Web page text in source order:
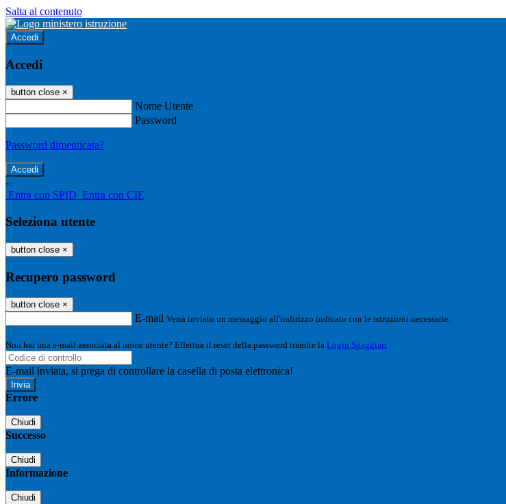
Salta al contenuto
Accedi
Accedi
button close ×
Nome Utente
Password
Password dimenticata?
-
Entra con SPID Entra con CIE
Seleziona utente
button close ×
Recupero password
button close ×
E-mail Verrà inviato un messaggio all'indirizzo indicato con le istruzioni necessarie.
Non hai una e-mail associata al nome utente? Effettua il reset della password tramite la Login Spaggiari
E-mail inviata, si prega di controllare la casella di posta elettronica!
Errore
Chiudi
Successo
Chiudi
Informazione
Chiudi